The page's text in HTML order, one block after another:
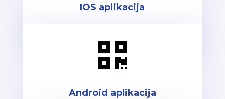
IOS aplikacija

Android aplikacija